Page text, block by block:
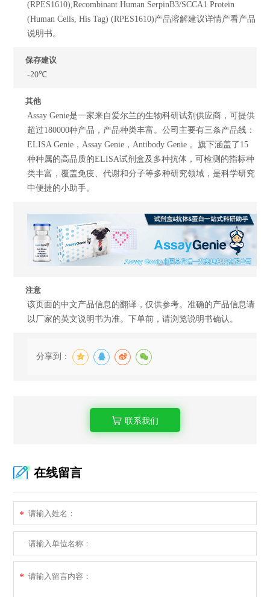
(RPES1610),Recombinant Human SerpinB3/SCCA1 Protein
(Human Cells, His Tag) (RPES1610)产品溶解建议详情产看产品
说明书。
保存建议
-20℃
其他
Assay Genie是一家来自爱尔兰的生物科研试剂供应商，可提供
超过180000种产品，产品种类丰富。公司主要有三条产品线：
ELISA Genie，Assay Genie，Antibody Genie 。旗下涵盖了15
种种属的高品质的ELISA试剂盒及多种抗体，可检测的指标种
类丰富，覆盖免疫、代谢和分子等多种研究领域，是科学研究
中便捷的小助手。
注意
该页面的中文产品信息的翻译，仅供参考。准确的产品信息请
以厂家的英文说明书为准。下单前，请浏览说明书确认。
分享到：
联系我们
在线留言
*
*